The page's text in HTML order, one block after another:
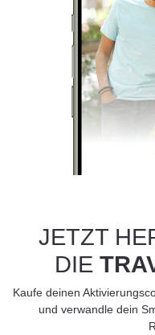
JETZT
DIE
Kaufe deinen
und verwandle dein